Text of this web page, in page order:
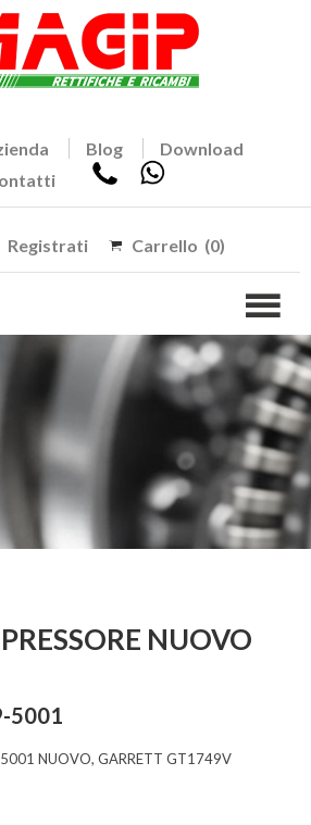
Blog
Download
Registrati Carrello (0)
NUOVO
5001
NUOVO, GARRETT GT1749V